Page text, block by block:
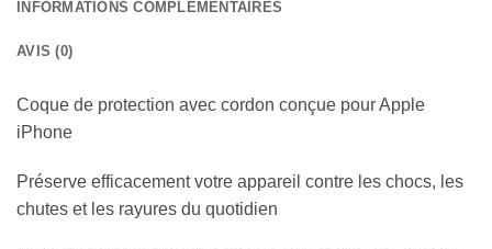
INFORMATIONS COMPLÉMENTAIRES
AVIS (0)
Coque de protection avec cordon conçue pour Apple
iPhone
Préserve efficacement votre appareil contre les chocs, les
chutes et les rayures du quotidien